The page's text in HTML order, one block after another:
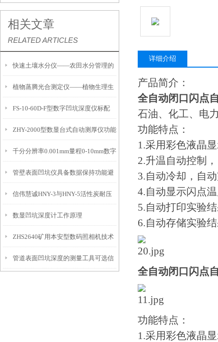
相关文章
RELATED ARTICLES
快速土壤水分仪——农田水分管理的
便携式检测工具
植物蒸腾光合测定仪——植物生理生
态的实时监测设备
FS-10-60D-F型数字凹坑深度仪标配
IP54级表头分辨率0.01mm量程
10mm！
ZHY-2000型数显台式自动测厚仪功能
特点
千分分辨率0.001mm量程0-10mm数字
埋头度仪技术参数！
管壁表面凹坑仪具备数据保持功能避
免测试过程中测针移动导致数据变动
信伟慧诚HNY-3与HNY-5活性炭耐压
强度测定仪技术参数！
数显凹坑深度计工作原理
ZHS2640矿用本安型数码照相机技术
参数！
管道表面凹坑深度的测量工具可选信
详细介绍
产品简介：
全自动闭口闪点
石油、化工、电
功能特点：
1.采用彩色液晶
2.升温自动控制
3.自动冷却，自
4.自动显示闪点
5.自动打印实验
6.自动存储实验
全自动闭口闪点
功能特点：
1.采用彩色液晶